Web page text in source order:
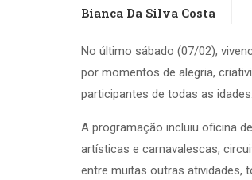
Bianca Da Silva Costa
No último sábado (07/02),
por momentos de alegria,
participantes de todas as idades.
A programação incluiu oficina
artísticas e carnavalescas,
entre muitas outras atividades,